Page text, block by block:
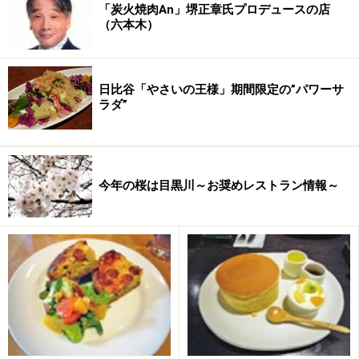
それは、「ラ・ヴァーグ」
「ドラジェローズ」「こいの
ぼり（ピンク・ブルー）」「宮崎マンゴー」「コクシフ
ルール」「プリムローズ」「アップルティー」「抹茶」
「炭火焼肉An」堺正章氏プロデュースの店
（六本木）
日比谷「やさいの王様」期間限定の”パワーサ
ラダ”
今年の桜は目黒川～お奨めレストラン情報～